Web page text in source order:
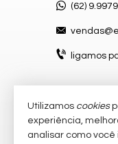
(62)
ligamos
VEJA
Utilizamos cookies
experiência,
analisar como